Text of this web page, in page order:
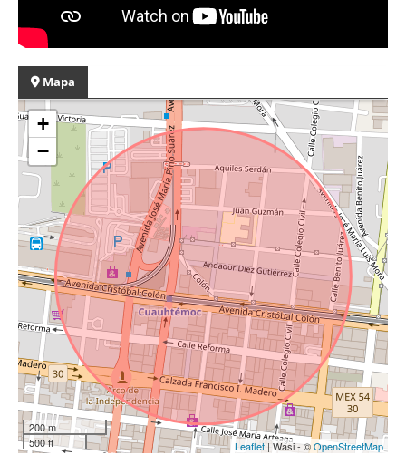
Mapa
+
−
200 m
500 ft
Leaflet | Wasi - ©OpenStreetMap